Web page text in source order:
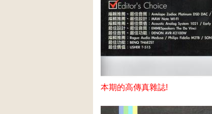
本期的高傳真雜誌!